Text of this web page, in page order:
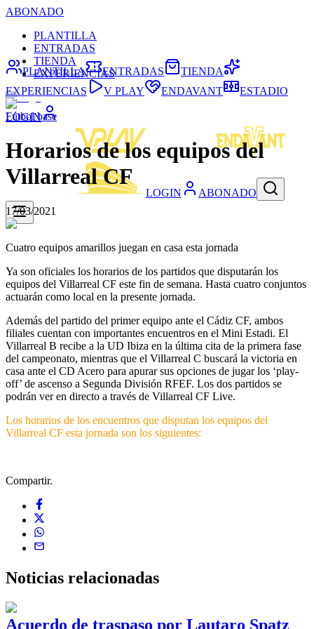
ABONADO
PLANTILLA
ENTRADAS
TIENDA
EXPERIENCIAS
LOGIN
LOGIN ABONADO
PLANTILLA ENTRADAS
TIENDA
EXPERIENCIAS
V PLAY ENDAVANT ESTADIO
Fútbol base
Horarios de los equipos del
Villarreal CF
17/03/2021
Cuatro equipos amarillos juegan en casa esta jornada
Ya son oficiales los horarios de los partidos que disputarán los
equipos del Villarreal CF este fin de semana. Hasta cuatro conjuntos
actuarán como local en la presente jornada.
Además del partido del primer equipo ante el Cádiz CF, ambos
filiales cuentan con importantes encuentros en el Mini Estadi. El
Villarreal B recibe a la UD Ibiza en la última cita de la primera fase
del campeonato, mientras que el Villarreal C buscará la victoria en
casa ante el CD Acero para apurar sus opciones de jugar los ‘play-
off’ de ascenso a Segunda División RFEF. Los dos partidos se
podrán ver en directo a través de Villarreal CF Live.
Los horarios de los encuentros que disputan los equipos del
Villarreal CF esta jornada son los siguientes:
Compartir.
Noticias relacionadas
Acuerdo de traspaso por Lautaro Spatz